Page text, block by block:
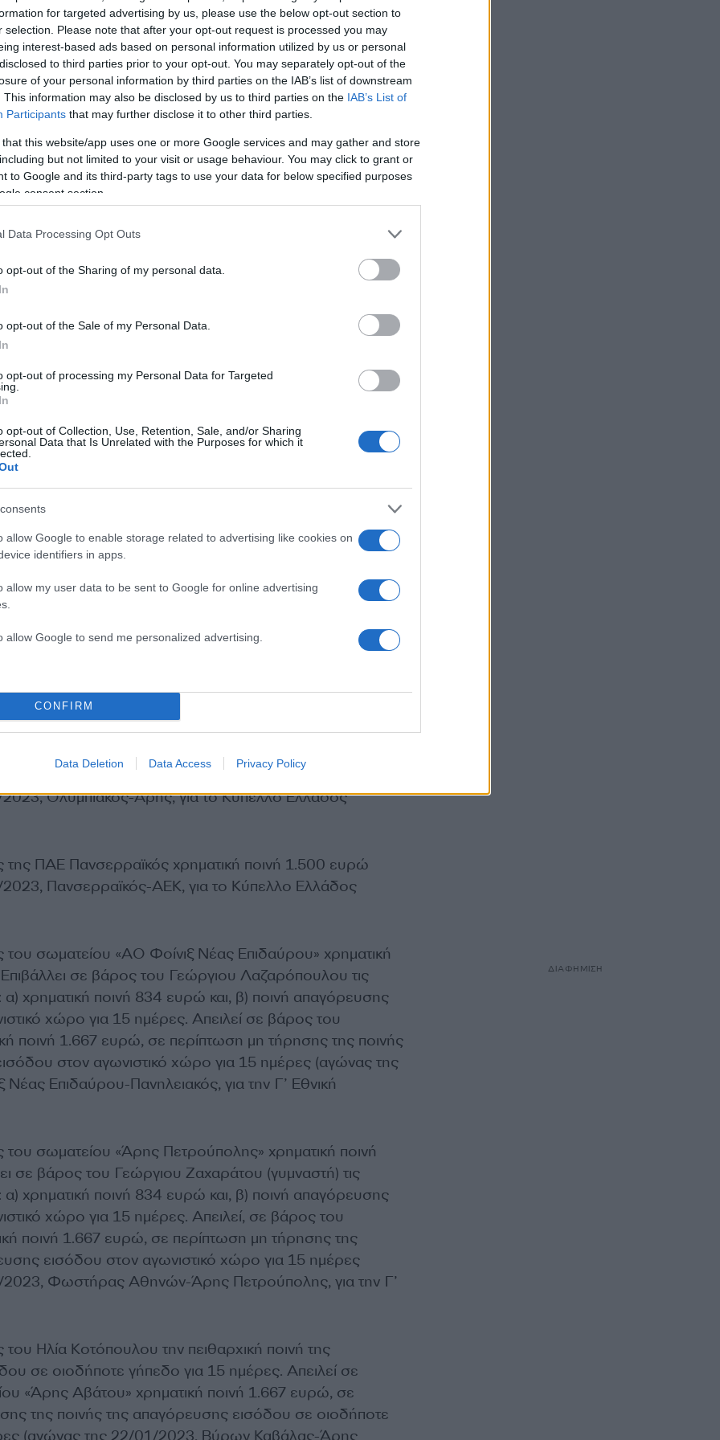
for targeted advertising by us, please use the below opt-out section to
selection. Please note that after your opt-out request is processed you may
interest-based ads based on personal information utilized by us or personal
to third parties prior to your opt-out. You may separately opt-out of the
of your personal information by third parties on the IAB’s list of downstream
This information may also be disclosed by us to third parties on the IAB’s List of
Participants that may further disclose it to other third parties.
that this website/app uses one or more Google services and may gather and store
but not limited to your visit or usage behaviour. You may click to grant or
to Google and its third-party tags to use your data for below specified purposes
consent section.
Data Processing Opt Outs
opt-out of the Sharing of my personal data.
opt-out of the Sale of my Personal Data.
opt-out of processing my Personal Data for Targeted
opt-out of Collection, Use, Retention, Sale, and/or Sharing
Data that Is Unrelated with the Purposes for which it
allow Google to enable storage related to advertising like cookies on
identifiers in apps.
allow my user data to be sent to Google for online advertising
allow Google to send me personalized advertising.
CONFIRM
Data Deletion Data Access Privacy Policy
για το Κύπελλο Ελλάδος Novibet).
της ΠΑΕ ΑΕΚ χρηματική ποινή 18.500 ευρώ (αγώνας της
ΑΕΚ, για το Κύπελλο Ελλάδος Novibet).
της ΠΑΕ ΑΕΚ χρηματική ποινή 1.000 ευρώ (αγώνας της
για το Κύπελλο Ελλάδος Novibet).
Παναθηναϊκός-ΠΑΟΚ, για το Κύπελλο Ελλάδος
της ΠΑΕ Ολυμπιακός χρηματική ποινή 22.500 ευρώ
Ολυμπιακός-Άρης, για το Κύπελλο Ελλάδος
της ΠΑΕ Πανσερραϊκός χρηματική ποινή 1.500 ευρώ
Πανσερραϊκός-ΑΕΚ, για το Κύπελλο Ελλάδος
του σωματείου «ΑΟ Φοίνιξ Νέας Επιδαύρου» χρηματική
σε βάρος του Γεώργιου Λαζαρόπουλου τις
α) χρηματική ποινή 834 ευρώ και, β) ποινή απαγόρευσης
χώρο για 15 ημέρες. Απειλεί σε βάρος του
ποινή 1.667 ευρώ, σε περίπτωση μη τήρησης της ποινής
στον αγωνιστικό χώρο για 15 ημέρες (αγώνας της
Επιδαύρου-Πανηλειακός, για την Γ’ Εθνική
του σωματείου «Άρης Πετρούπολης» χρηματική ποινή
σε βάρος του Γεώργιου Ζαχαράτου (γυμναστή) τις
α) χρηματική ποινή 834 ευρώ και, β) ποινή απαγόρευσης
χώρο για 15 ημέρες. Απειλεί, σε βάρος του
ποινή 1.667 ευρώ, σε περίπτωση μη τήρησης της
εισόδου στον αγωνιστικό χώρο για 15 ημέρες
Φωστήρας Αθηνών-Άρης Πετρούπολης, για την Γ’
του Ηλία Κοτόπουλου την πειθαρχική ποινή της
σε οιοδήποτε γήπεδο για 15 ημέρες. Απειλεί σε
«Άρης Αβάτου» χρηματική ποινή 1.667 ευρώ, σε
της ποινής της απαγόρευσης εισόδου σε οιοδήποτε
(αγώνας της 22/01/2023, Βύρων Καβάλας-Άρης
ΔΙΑΦΗΜΙΣΗ